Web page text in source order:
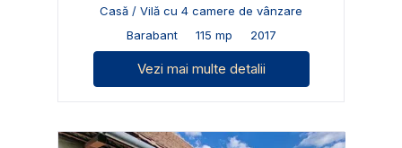
Casă / Vilă cu 4 camere de vânzare
Barabant
115 mp 2017
Vezi mai multe detalii